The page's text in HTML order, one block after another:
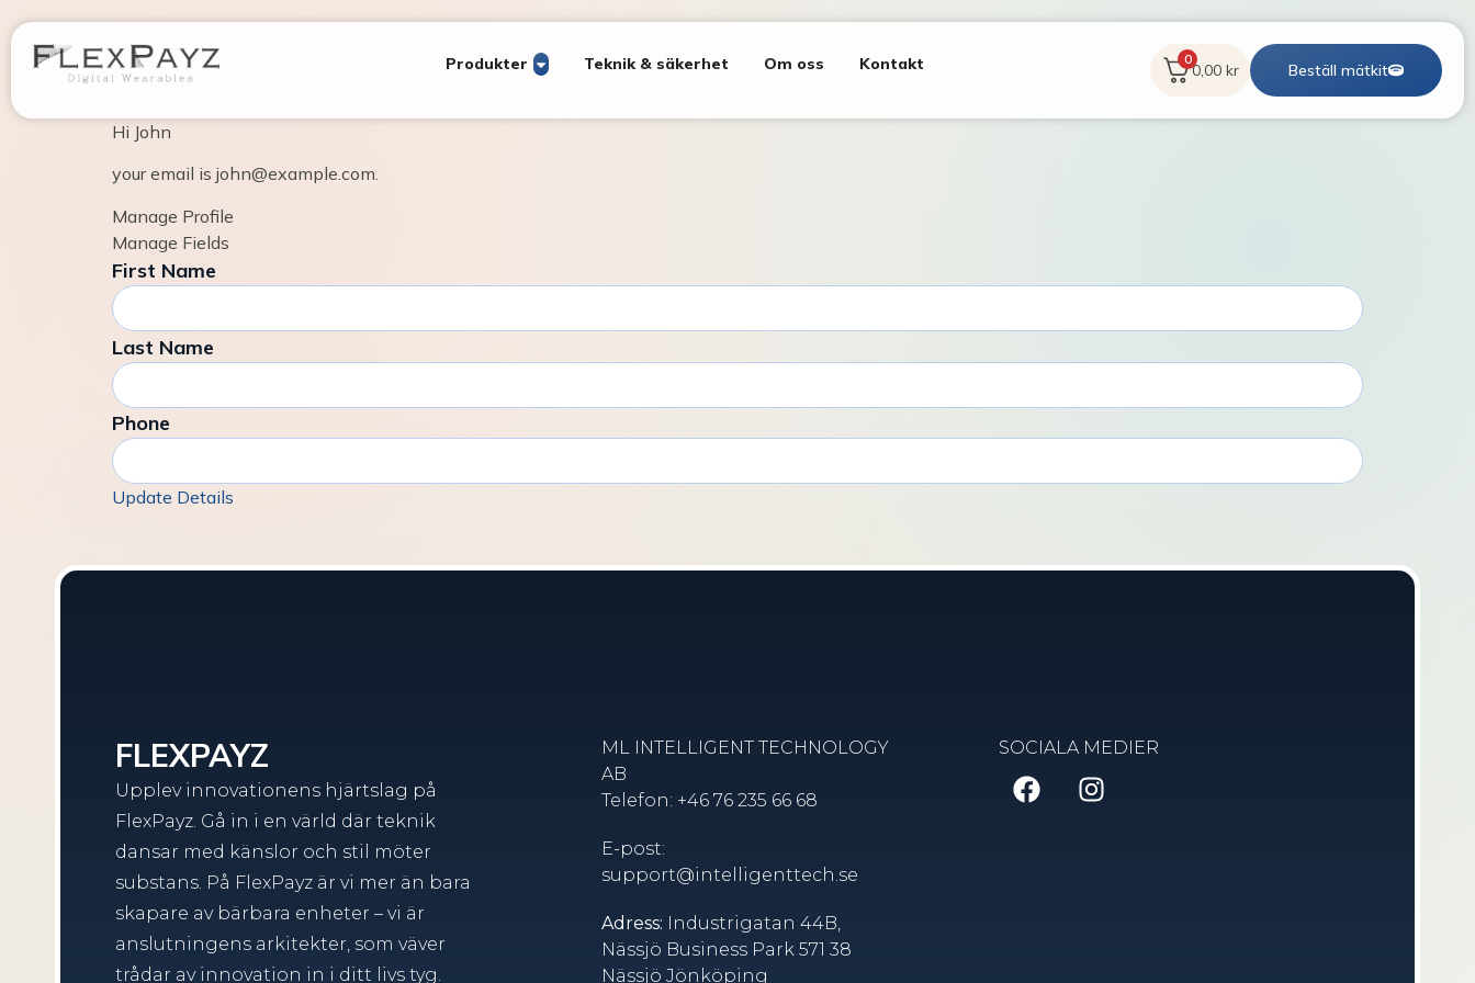
Produkter Teknik & säkerhet Om oss Kontakt 0
0,00 kr Beställ mätkit
Hi John
your email is john@example.com.
Manage Profile
Manage Fields
First Name
Last Name
Phone
Update Details
FLEXPAYZ
Upplev innovationens hjärtslag på
FlexPayz. Gå in i en värld där teknik
dansar med känslor och stil möter
substans. På FlexPayz är vi mer än bara
skapare av bärbara enheter – vi är
anslutningens arkitekter, som väver
trådar av innovation in i ditt livs tyg.
ML INTELLIGENT TECHNOLOGY
AB
Telefon: +46 76 235 66 68
E-post:
support@intelligenttech.se
Adress: Industrigatan 44B,
Nässjö Business Park 571 38
Nässjö Jönköping
SOCIALA MEDIER